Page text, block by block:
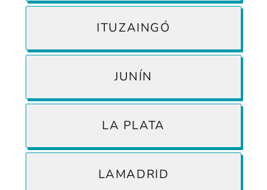
ITUZAINGÓ
JUNÍN
LA PLATA
LAMADRID